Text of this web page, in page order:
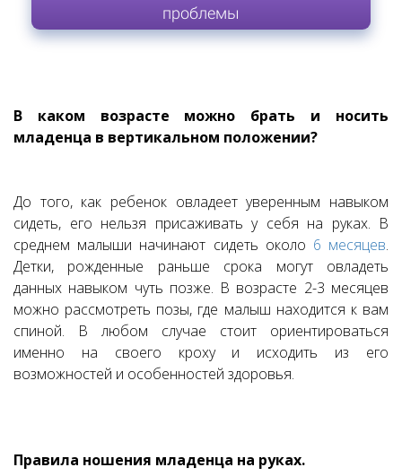
проблемы
В каком возрасте можно брать и носить
младенца в вертикальном положении?
До того, как ребенок овладеет уверенным навыком
сидеть, его нельзя присаживать у себя на руках. В
среднем малыши начинают сидеть около 6 месяцев.
Детки, рожденные раньше срока могут овладеть
данных навыком чуть позже. В возрасте 2-3 месяцев
можно рассмотреть позы, где малыш находится к вам
спиной. В любом случае стоит ориентироваться
именно на своего кроху и исходить из его
возможностей и особенностей здоровья.
Правила ношения младенца на руках.